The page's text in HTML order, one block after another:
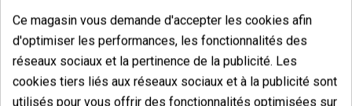
2,00 €
Ce magasin vous demande d'accepter les cookies afin
d'optimiser les performances, les fonctionnalités des
réseaux sociaux et la pertinence de la publicité. Les
cookies tiers liés aux réseaux sociaux et à la publicité sont
utilisés pour vous offrir des fonctionnalités optimisées sur